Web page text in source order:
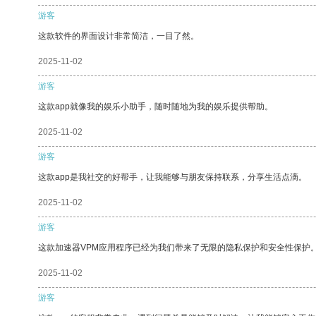
游客
这款软件的界面设计非常简洁，一目了然。
2025-11-02
游客
这款app就像我的娱乐小助手，随时随地为我的娱乐提供帮助。
2025-11-02
游客
这款app是我社交的好帮手，让我能够与朋友保持联系，分享生活点滴。
2025-11-02
游客
这款加速器VPM应用程序已经为我们带来了无限的隐私保护和安全性保护
2025-11-02
游客